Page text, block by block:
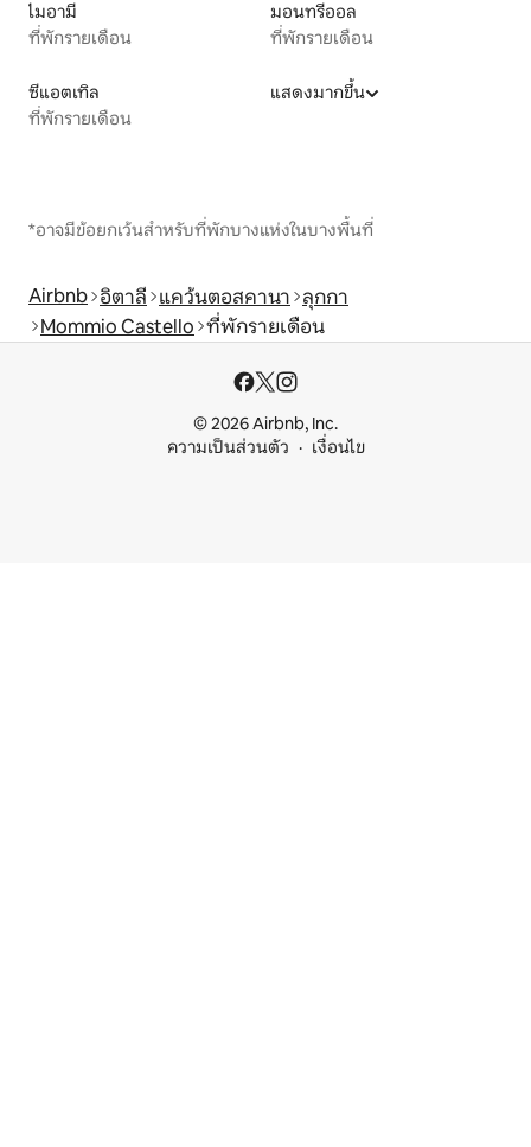
ไมอามี
ที่พักรายเดือน
มอนทรีออล
ที่พักรายเดือน
ซีแอตเทิล
ที่พักรายเดือน
แสดงมากขึ้น
*อาจมีข้อยกเว้นสำหรับที่พักบางแห่งในบางพื้นที่
Airbnb อิตาลี แคว้นตอสคานา ลุกกา
Mommio Castello ที่พักรายเดือน
© 2026 Airbnb, Inc.
ความเป็นส่วนตัว
เงื่อนไข